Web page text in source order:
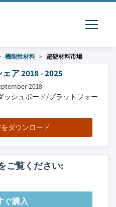
機能性材料 超硬材料市場
ア 2018 - 2025
2018
ッシュボード/プラットフォー
ダウンロード
ご覧ください:
ぐ購入